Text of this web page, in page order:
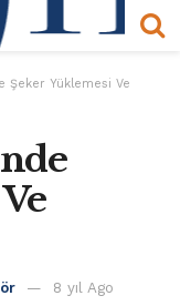
Şeker Yüklemesi Ve
8 yıl Ago